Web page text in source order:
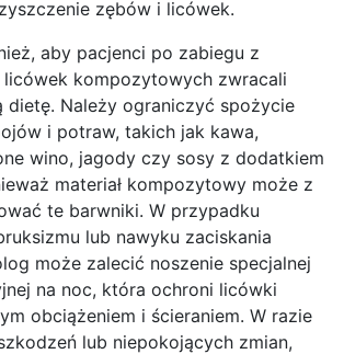
zębów i licówek.
aby pacjenci po zabiegu z
licówek kompozytowych zwracali
dietę. Należy ograniczyć spożycie
i potraw, takich jak kawa,
wino, jagody czy sosy z dodatkiem
materiał kompozytowy może z
te barwniki. W przypadku
lub nawyku zaciskania
może zalecić noszenie specjalnej
na noc, która ochroni licówki
obciążeniem i ścieraniem. W razie
lub niepokojących zmian,